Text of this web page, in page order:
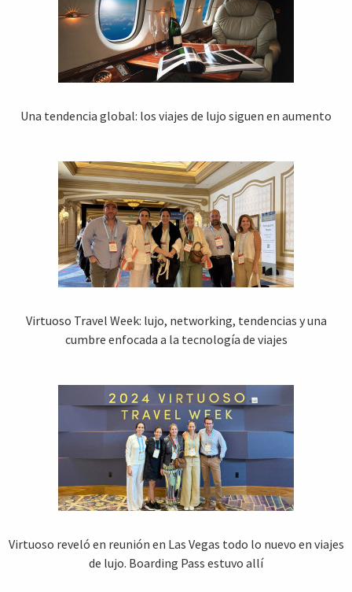
Una tendencia global: los viajes de lujo siguen en aumento
Virtuoso Travel Week: lujo, networking, tendencias y una
cumbre enfocada a la tecnología de viajes
Virtuoso reveló en reunión en Las Vegas todo lo nuevo en viajes
de lujo. Boarding Pass estuvo allí